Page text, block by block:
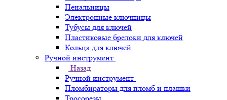
Пенальницы
Электронные ключницы
Тубусы для ключей
Пластиковые брелоки для ключей
Кольца для ключей
Ручной инструмент
Назад
Ручной инструмент
Пломбираторы для пломб и плашки